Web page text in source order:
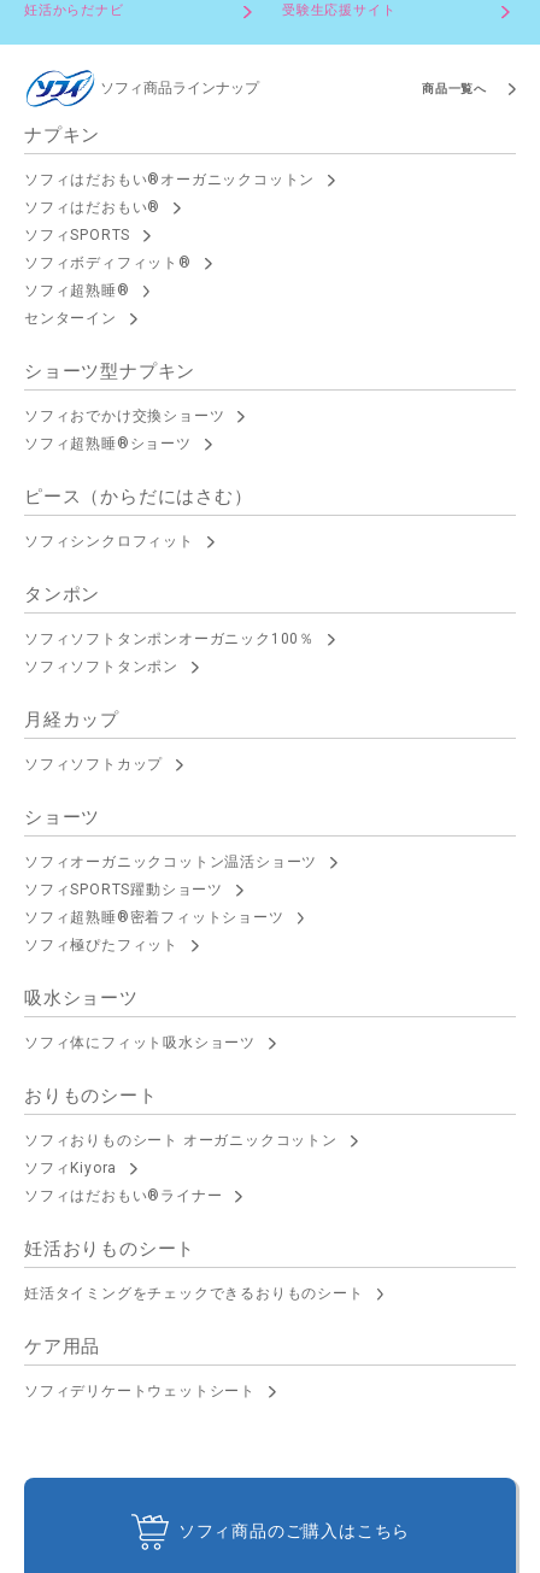
妊活からだナビ 受験生応援サイト
ソフィ商品ラインナップ 商品一覧へ
ナプキン
ソフィはだおもい®オーガニックコットン
ソフィはだおもい®
ソフィSPORTS
ソフィボディフィット®
ソフィ超熟睡®
センターイン
ショーツ型ナプキン
ソフィおでかけ交換ショーツ
ソフィ超熟睡®ショーツ
ピース（からだにはさむ）
ソフィシンクロフィット
タンポン
ソフィソフトタンポンオーガニック100％
ソフィソフトタンポン
月経カップ
ソフィソフトカップ
ショーツ
ソフィオーガニックコットン温活ショーツ
ソフィSPORTS躍動ショーツ
ソフィ超熟睡®密着フィットショーツ
ソフィ極ぴたフィット
吸水ショーツ
ソフィ体にフィット吸水ショーツ
おりものシート
ソフィおりものシート オーガニックコットン
ソフィKiyora
ソフィはだおもい®ライナー
妊活おりものシート
妊活タイミングをチェックできるおりものシート
ケア用品
ソフィデリケートウェットシート
ソフィ商品のご購入はこちら